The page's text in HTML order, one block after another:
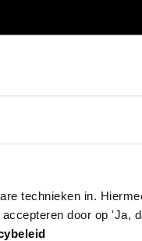
technieken in.
door op 'Ja,